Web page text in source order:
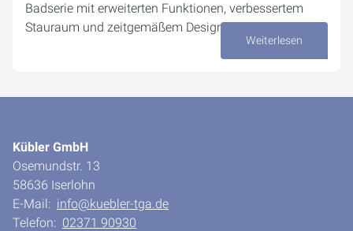
Badserie mit erweiterten Funktionen, verbessertem
Stauraum und zeitgemäßem Design.
Weiterlesen
Kübler GmbH
Osemundstr. 13
58636 Iserlohn
E-Mail: info@kuebler-tga.de
Telefon: 02371 90930